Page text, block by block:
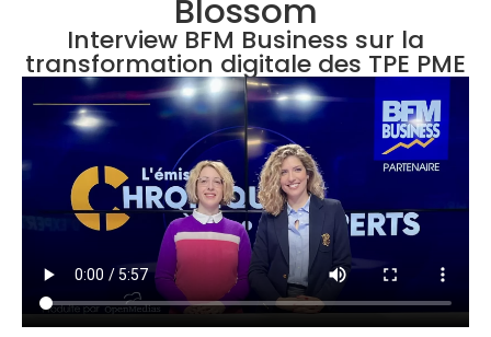
Blossom
Interview BFM Business sur la
transformation digitale des TPE PME